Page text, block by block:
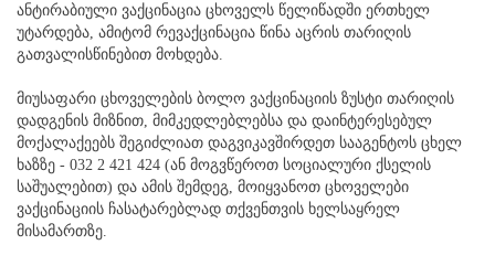
ანტირაბიული ვაქცინაცია ცხოველს წელიწადში ერთხელ
უტარდება, ამიტომ რევაქცინაცია წინა აცრის თარიღის
გათვალისწინებით მოხდება.
მიუსაფარი ცხოველების ბოლო ვაქცინაციის ზუსტი თარიღის
დადგენის მიზნით, მიმკედლებლებსა და დაინტერესებულ
მოქალაქეებს შეგიძლიათ დაგვიკავშირდეთ სააგენტოს ცხელ
ხაზზე - 032 2 421 424 (ან მოგვწეროთ სოციალური ქსელის
საშუალებით) და ამის შემდეგ, მოიყვანოთ ცხოველები
ვაქცინაციის ჩასატარებლად თქვენთვის ხელსაყრელ
მისამართზე.